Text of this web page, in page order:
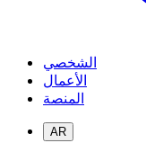
الشخصي
الأعمال
المنصة
AR